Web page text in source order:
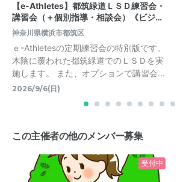
【e-Athletes】都筑緑道ＬＳＤ練習会・
講習会（＋個別指導・相談会）《ビジ…
神奈川県横浜市都筑区
ｅ-Athletesの定期練習会の特別版です。
木陰に覆われた都筑緑道でのＬＳＤを実
施します。 また、オプションで講習会...
2026/9/6(日)
この主催者の他のメンバー募集
受付中